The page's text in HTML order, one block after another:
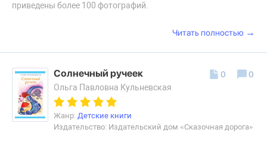
приведены более 100 фотографий.
Читать полностью →
Солнечный ручеек
Ольга Павловна Кульневская
Жанр: Детские книги
Издательство: Издательский дом «Сказочная дорога»
0 0